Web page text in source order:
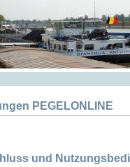
PEGELONLINE
und